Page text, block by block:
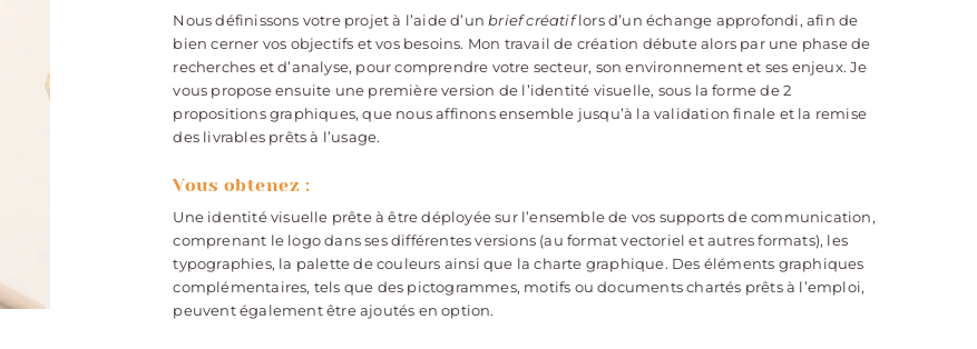
Nous définissons votre projet à l’aide d’un brief créatiflors d’un échange approfondi, afin de
bien cerner vos objectifs et vos besoins. Mon travail de création débute alors par une phase de
recherches et d’analyse, pour comprendre votre secteur, son environnement et ses enjeux. Je
vous propose ensuite une première version de l’identité visuelle, sous la forme de 2
propositions graphiques, que nous affinons ensemble jusqu’à la validation finale et la remise
des livrables prêts à l’usage.
Vous obtenez :
Une identité visuelle prête à être déployée sur l’ensemble de vos supports de communication,
comprenant le logo dans ses différentes versions (au format vectoriel et autres formats), les
typographies, la palette de couleurs ainsi que la charte graphique. Des éléments graphiques
complémentaires, tels que des pictogrammes, motifs ou documents chartés prêts à l’emploi,
peuvent également être ajoutés en option.